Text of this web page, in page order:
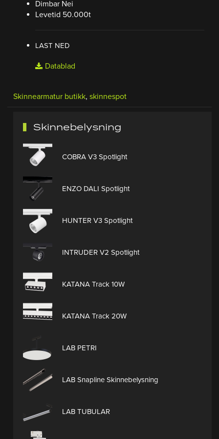
Dimbar Nei
Levetid 50.000t
LAST NED
Datablad
Skinnearmatur butikk, skinnespot
Skinnebelysning
COBRA V3 Spotlight
ENZO DALI Spotlight
HUNTER V3 Spotlight
INTRUDER V2 Spotlight
KATANA Track 10W
KATANA Track 20W
LAB PETRI
LAB Snapline Skinnebelysning
LAB TUBULAR